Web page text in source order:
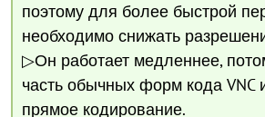
поэтому для более быстрой
необходимо снижать
▷Он работает медленнее,
часть обычных форм кода VNC
прямое кодирование.